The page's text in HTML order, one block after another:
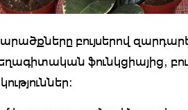
բույսերով
ֆունկցիայից,